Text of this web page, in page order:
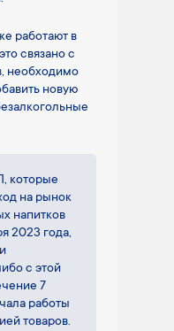
работают в
связано с
необходимо
новую
которые
на рынок
напитков
2023 года,
с этой
7
работы
товаров.